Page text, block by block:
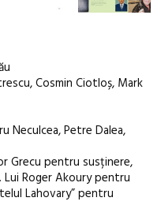
Cosmin Ciotloș, Mark
Neculcea, Petre Dalea,
Grecu pentru susținere,
Lui Roger Akoury pentru
Lahovary” pentru